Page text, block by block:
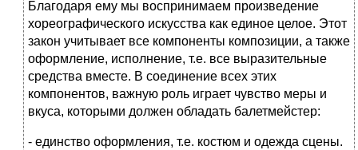
Благодаря ему мы воспринимаем произведение
хореографического искусства как единое целое. Этот
закон учитывает все компоненты композиции, а также
оформление, исполнение, т.е. все выразительные
средства вместе. В соединение всех этих
компонентов, важную роль играет чувство меры и
вкуса, которыми должен обладать балетмейстер:
- единство оформления, т.е. костюм и одежда сцены.